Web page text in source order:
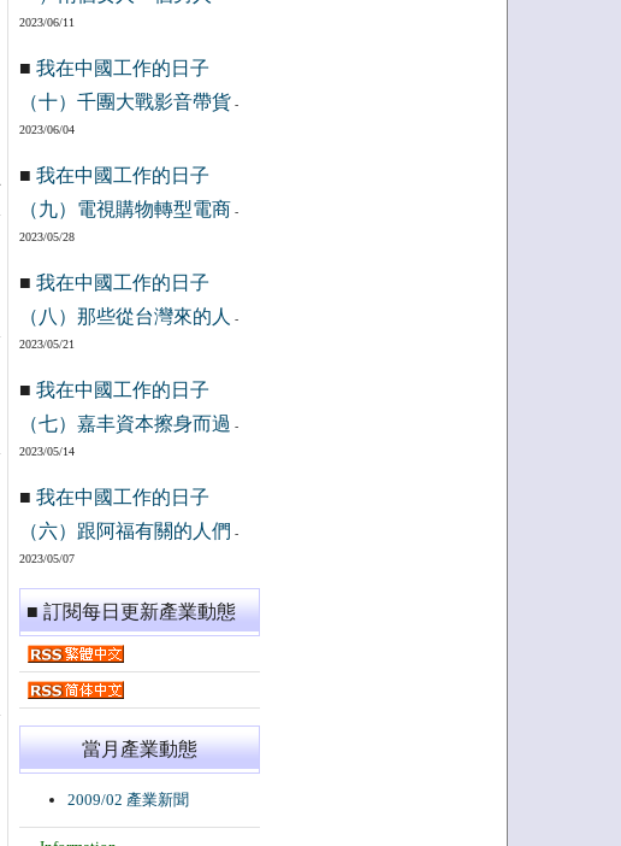
2023/06/11
■ 我在中國工作的日子
（十）千團大戰影音帶貨 -
2023/06/04
■ 我在中國工作的日子
（九）電視購物轉型電商 -
2023/05/28
■ 我在中國工作的日子
（八）那些從台灣來的人
-
2023/05/21
■ 我在中國工作的日子
（七）嘉丰資本擦身而過 -
2023/05/14
■ 我在中國工作的日子
（六）跟阿福有關的人們 -
2023/05/07
■ 訂閱每日更新產業動態
當月產業動態
2009/02 產業新聞